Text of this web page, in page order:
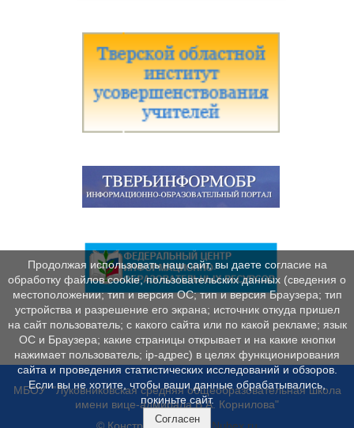
МБОУ "Луковниковская средняя общеобразовательная школа
имени вице-адмирала В.А. Корнилова"
© Конструктор сайтов Nubex.ru
Продолжая использовать наш сайт, вы даете согласие на
обработку файлов cookie, пользовательских данных (сведения о
местоположении; тип и версия ОС; тип и версия Браузера; тип
устройства и разрешение его экрана; источник откуда пришел
на сайт пользователь; с какого сайта или по какой рекламе; язык
ОС и Браузера; какие страницы открывает и на какие кнопки
нажимает пользователь; ip-адрес) в целях функционирования
сайта и проведения статистических исследований и обзоров.
Если вы не хотите, чтобы ваши данные обрабатывались,
покиньте сайт.
Согласен